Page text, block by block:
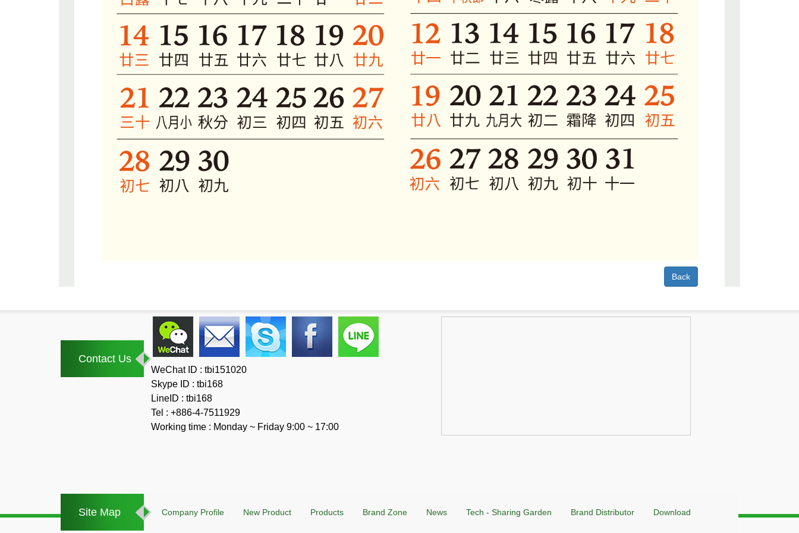
Back
Contact Us
WeChat ID : tbi151020
Skype ID : tbi168
LineID : tbi168
Tel : +886-4-7511929
Working time : Monday ~ Friday 9:00 ~ 17:00
Site Map Company Profile New Product Products Brand Zone News Tech - Sharing Garden Brand Distributor Download